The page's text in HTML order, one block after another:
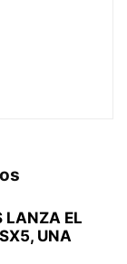
LANZA EL
UNA